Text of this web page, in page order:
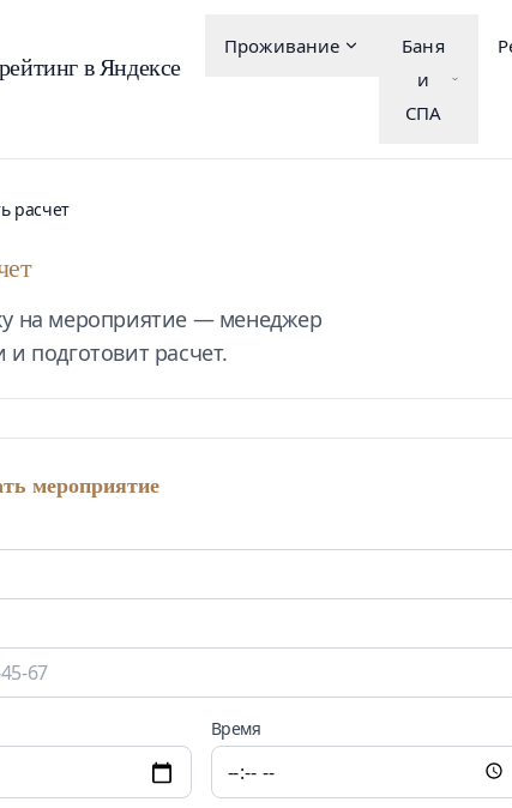
Проживание
Баня
и
СПА
расчет
на мероприятие — менеджер
и подготовит расчет.
мероприятие
Время